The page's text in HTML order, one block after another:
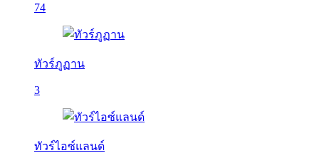
74
ทัวร์ภูฏาน
3
ทัวร์ไอซ์แลนด์